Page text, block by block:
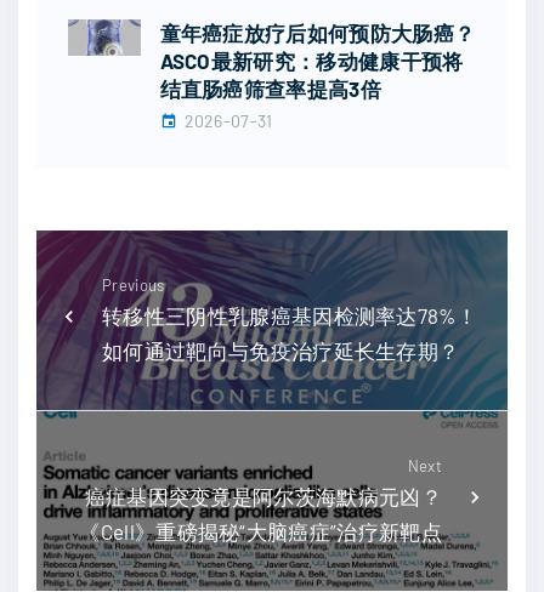
童年癌症放疗后如何预防大肠癌？
ASCO最新研究：移动健康干预将
结直肠癌筛查率提高3倍
2026-07-31
Previous
转移性三阴性乳腺癌基因检测率达78%！
如何通过靶向与免疫治疗延长生存期？
Next
癌症基因突变竟是阿尔茨海默病元凶？
《Cell》重磅揭秘“大脑癌症”治疗新靶点